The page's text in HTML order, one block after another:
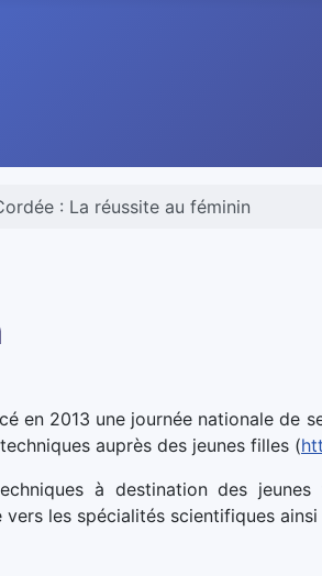
: La réussite au féminin
en 2013 une journée nationale de
auprès des jeunes filles (
à destination des
les spécialités scientifiques